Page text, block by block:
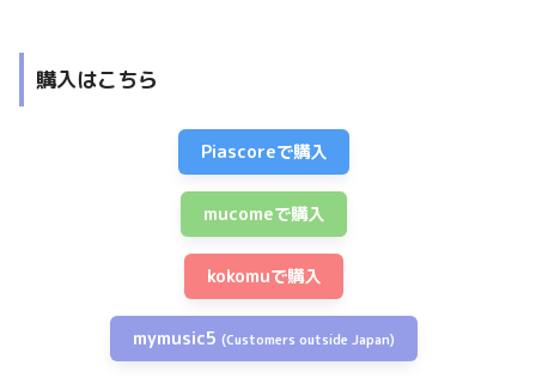
購入はこちら
Piascoreで購入
mucomeで購入
kokomuで購入
mymusic5 (Customers outside Japan)